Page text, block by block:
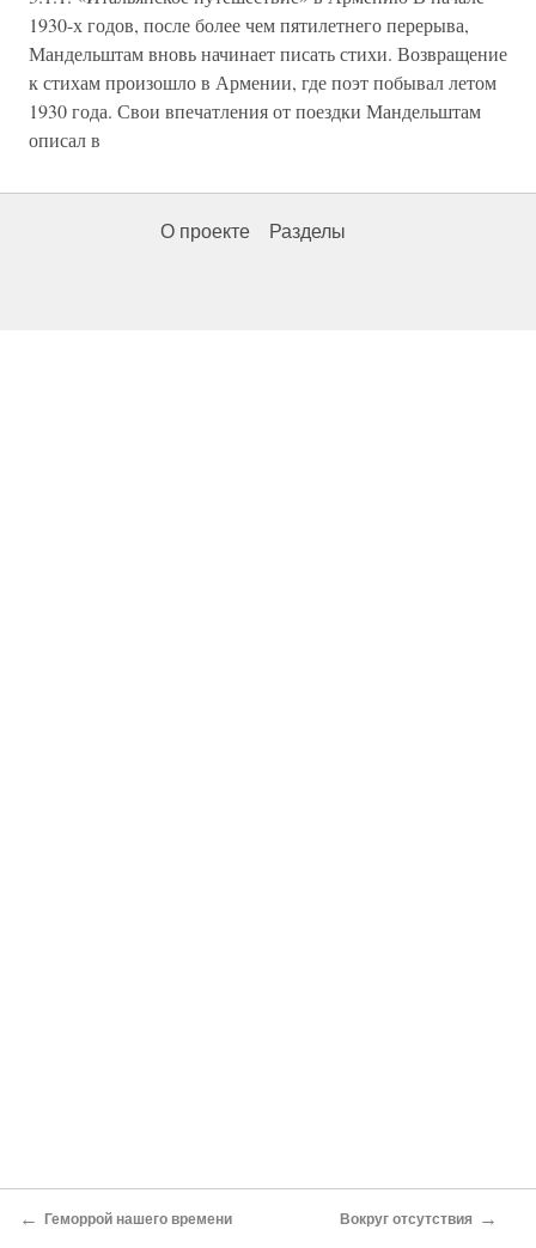
1930-х годов, после более чем пятилетнего перерыва,
Мандельштам вновь начинает писать стихи. Возвращение
к стихам произошло в Армении, где поэт побывал летом
1930 года. Свои впечатления от поездки Мандельштам
описал в
О проекте Разделы
← Геморрой нашего времени Вокруг отсутствия →